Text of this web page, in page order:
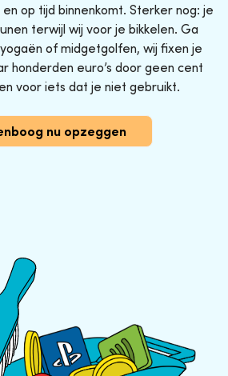
op tijd binnenkomt. Sterker nog: je
terwijl wij voor je bikkelen. Ga
of midgetgolfen, wij fixen je
honderden euro’s door geen cent
voor iets dat je niet gebruikt.
nu opzeggen